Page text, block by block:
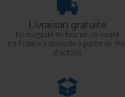
Livraison gratuite
En magasin Technicien de santé
En France à domicile à partir de 99€
d'achats